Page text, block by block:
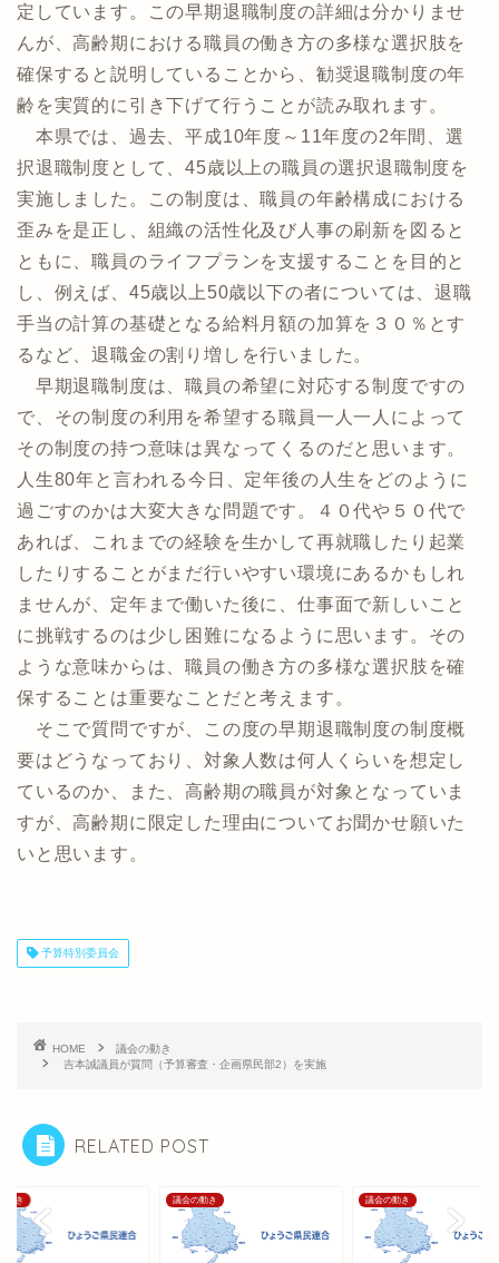
定しています。この早期退職制度の詳細は分かりませ
んが、高齢期における職員の働き方の多様な選択肢を
確保すると説明していることから、勧奨退職制度の年
齢を実質的に引き下げて行うことが読み取れます。
本県では、過去、平成10年度～11年度の2年間、選
択退職制度として、45歳以上の職員の選択退職制度を
実施しました。この制度は、職員の年齢構成における
歪みを是正し、組織の活性化及び人事の刷新を図ると
ともに、職員のライフプランを支援することを目的と
し、例えば、45歳以上50歳以下の者については、退職
手当の計算の基礎となる給料月額の加算を３０％とす
るなど、退職金の割り増しを行いました。
早期退職制度は、職員の希望に対応する制度ですの
で、その制度の利用を希望する職員一人一人によって
その制度の持つ意味は異なってくるのだと思います。
人生80年と言われる今日、定年後の人生をどのように
過ごすのかは大変大きな問題です。４０代や５０代で
あれば、これまでの経験を生かして再就職したり起業
したりすることがまだ行いやすい環境にあるかもしれ
ませんが、定年まで働いた後に、仕事面で新しいこと
に挑戦するのは少し困難になるように思います。その
ような意味からは、職員の働き方の多様な選択肢を確
保することは重要なことだと考えます。
そこで質問ですが、この度の早期退職制度の制度概
要はどうなっており、対象人数は何人くらいを想定し
ているのか、また、高齢期の職員が対象となっていま
すが、高齢期に限定した理由についてお聞かせ願いた
いと思います。
予算特別委員会
HOME
議会の動き
吉本誠議員が質問（予算審査・企画県民部2）を実施
RELATED POST
動き 議会の動き 議会の動き